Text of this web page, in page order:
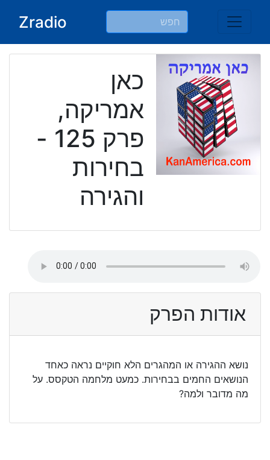
Zradio
כאן
אמריקה,
פרק 125 -
בחירות
והגירה
אודות הפרק
נושא ההגירה או המהגרים הלא חוקיים נראה כאחד
הנושאים החמים בבחירות. כמעט מלחמה הטקסס. על
מה מדובר ולמה?